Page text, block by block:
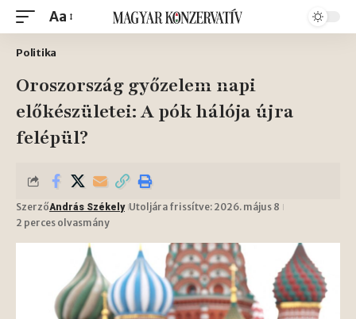
Aa
Politika
Oroszország győzelem napi
előkészületei: A pók hálója újra
felépül?
SzerzőAndrás Székely Utoljára frissítve: 2026. május 8
2 perces olvasmány